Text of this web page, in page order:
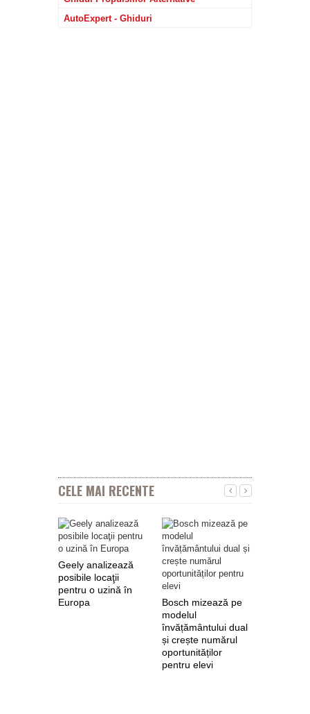
AutoExpert - Ghiduri
CELE MAI RECENTE
Geely analizează
posibile locaţii
pentru o uzină în
Europa
Bosch mizează pe
modelul
învățământului dual
și crește numărul
oportunităților
pentru elevi